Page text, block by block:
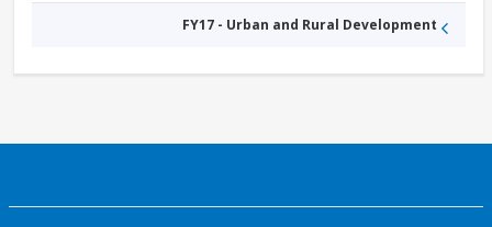
FY17 - Urban and Rural Development